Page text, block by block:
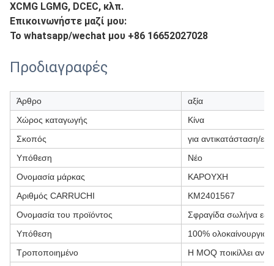
XCMG LGMG, DCEC, κλπ.
Επικοινωνήστε μαζί μου:
Το whatsapp/wechat μου +86 16652027028
Προδιαγραφές
Άρθρο
αξία
Χώρος καταγωγής
Κίνα
Σκοπός
για αντικατάσταση/
Υπόθεση
Νέο
Ονομασία μάρκας
ΚΑΡΟΥΧΗ
Αριθμός CARRUCHI
KM2401567
Ονομασία του προϊόντος
Σφραγίδα σωλήνα
Υπόθεση
100% ολοκαίνουργιο.
Τροποποιημένο
Η MOQ ποικίλλει